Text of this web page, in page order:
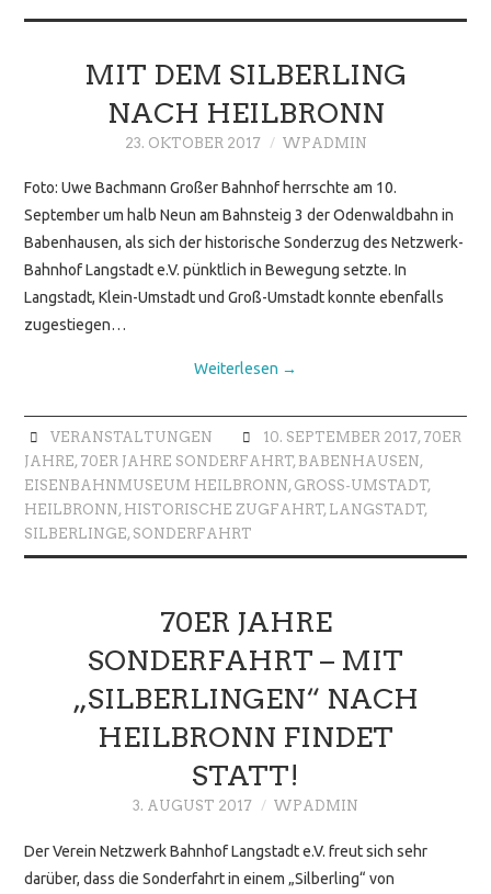
MIT DEM SILBERLING
NACH HEILBRONN
23. OKTOBER 2017 WPADMIN
Foto: Uwe Bachmann Großer Bahnhof herrschte am 10.
September um halb Neun am Bahnsteig 3 der Odenwaldbahn in
Babenhausen, als sich der historische Sonderzug des Netzwerk-
Bahnhof Langstadt e.V. pünktlich in Bewegung setzte. In
Langstadt, Klein-Umstadt und Groß-Umstadt konnte ebenfalls
zugestiegen…
Weiterlesen →
VERANSTALTUNGEN 10. SEPTEMBER 2017, 70ER
JAHRE, 70ER JAHRE SONDERFAHRT, BABENHAUSEN,
EISENBAHNMUSEUM HEILBRONN, GROSS-UMSTADT
,
HEILBRONN, HISTORISCHE ZUGFAHRT, LANGSTADT,
SILBERLINGE, SONDERFAHRT
70ER JAHRE
SONDERFAHRT – MIT
„SILBERLINGEN“ NACH
HEILBRONN FINDET
STATT!
3. AUGUST 2017 WPADMIN
Der Verein Netzwerk Bahnhof Langstadt e.V. freut sich sehr
darüber, dass die Sonderfahrt in einem „Silberling“ von